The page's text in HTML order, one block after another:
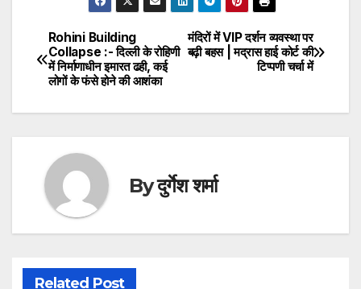
Post
navigation
मंदिरों में VIP दर्शन व्यवस्था पर
बढ़ी बहस | मद्रास हाई कोर्ट की
टिप्पणी चर्चा में
Rohini Building
Collapse :- दिल्ली के रोहिणी
में निर्माणाधीन इमारत ढही, कई
लोगों के फंसे होने की आशंका
Byदुर्गेश शर्मा
Related Post